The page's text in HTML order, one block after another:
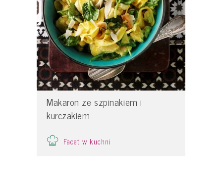
Makaron ze szpinakiem i
kurczakiem
Facet w kuchni